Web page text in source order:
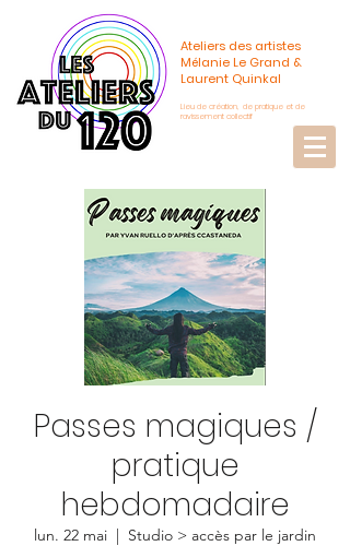
Ateliers des artistes
Mélanie Le Grand &
Laurent Quinkal
Lieu de création, de pratique et de
ravissement collectif
Passes magiques /
pratique
hebdomadaire
lun. 22 mai
  |
Studio > accès par le jardin